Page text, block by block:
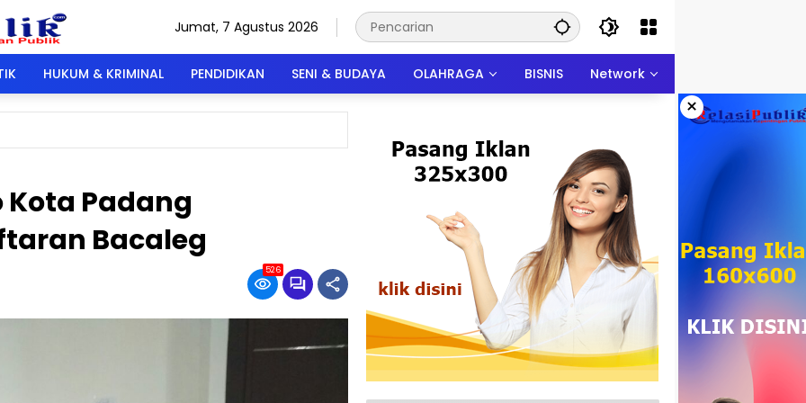
Jumat, 7 Agustus 2026
HUKUM & KRIMINAL PENDIDIKAN SENI & BUDAYA OLAHRAGA BISNIS Network
×
Kota Padang
Bacaleg
526